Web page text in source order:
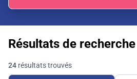
Résultats de recherche
24 résultats trouvés